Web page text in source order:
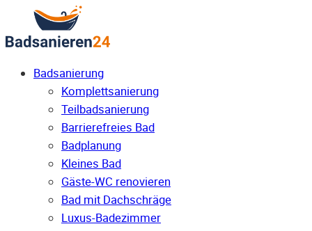
Badsanierung
Komplettsanierung
Teilbadsanierung
Barrierefreies Bad
Badplanung
Kleines Bad
Gäste-WC renovieren
Bad mit Dachschräge
Luxus-Badezimmer